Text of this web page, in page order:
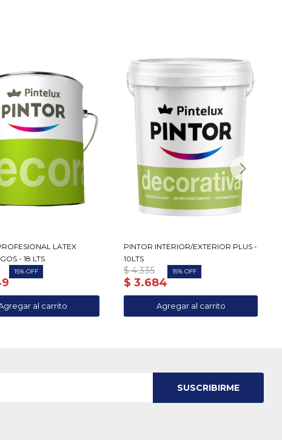
LATEX
- 18 LTS
15
PINTOR INTERIOR/EXTERIOR PLUS -
10LTS
$ 3.684
$ 4.335 15
SUSCRIBIRME